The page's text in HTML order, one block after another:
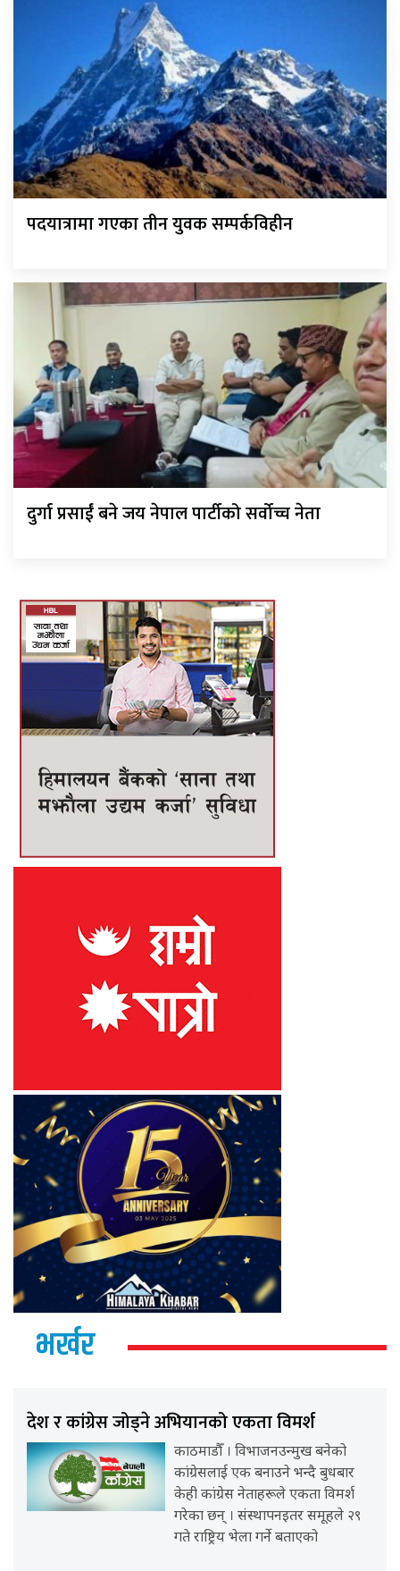
पदयात्रामा गएका तीन युवक सम्पर्कविहीन
दुर्गा प्रसाईं बने जय नेपाल पार्टीको सर्वोच्च नेता
भर्खर
देश र कांग्रेस जोड्ने अभियानको एकता विमर्श
काठमाडौँ । विभाजनउन्मुख बनेको
कांग्रेसलाई एक बनाउने भन्दै बुधबार
केही कांग्रेस नेताहरूले एकता विमर्श
गरेका छन् । संस्थापनइतर समूहले २९
गते राष्ट्रिय भेला गर्ने बताएको